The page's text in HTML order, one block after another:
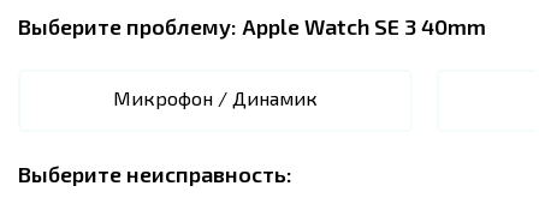
Выберите проблему: Apple Watch SE 3 40mm
Микрофон / Динамик
Выберите неисправность: